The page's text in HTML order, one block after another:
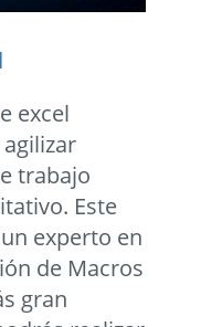
excel
trabajo
Este
experto en
de Macros
gran